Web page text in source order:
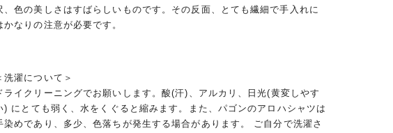
、色の美しさはすばらしいものです。その反面、とても繊細で手入れに
かなりの注意が必要です。
洗濯について＞
ライクリーニングでお願いします。酸(汗)、アルカリ、日光(黄変しやす
) にとても弱く、水をくぐると縮みます。また、パゴンのアロハシャツは
染めであり、多少、色落ちが発生する場合があります。 ご自分で洗濯さ